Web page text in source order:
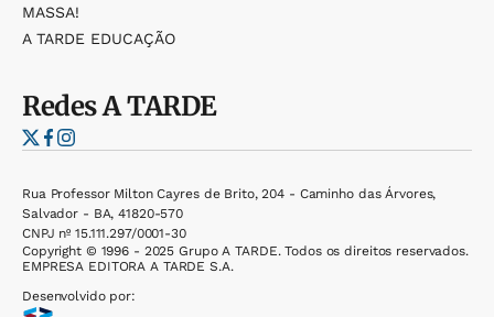
MASSA!
A TARDE EDUCAÇÃO
RedesA TARDE
Rua Professor Milton Cayres de Brito, 204 - Caminho das Árvores,
Salvador - BA, 41820-570
CNPJ nº 15.111.297/0001-30
Copyright © 1996 - 2025 Grupo A TARDE. Todos os direitos reservados.
EMPRESA EDITORA A TARDE S.A.
Desenvolvido por: